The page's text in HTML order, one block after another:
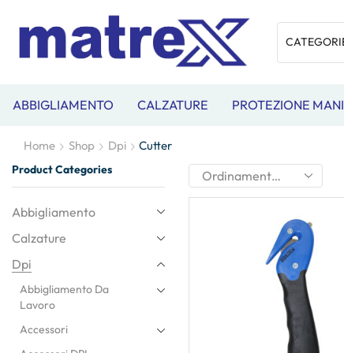
ABBIGLIAMENTO CALZATURE PROTEZIONE MANI
Home Shop Dpi Cutter
Product Categories
Abbigliamento
Calzature
Dpi
Abbigliamento Da
Lavoro
Accessori